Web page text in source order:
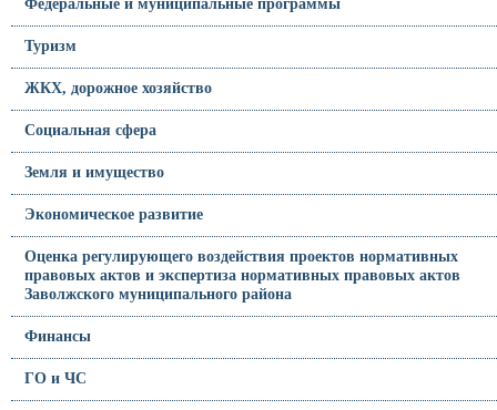
Федеральные и муниципальные программы
Туризм
ЖКХ, дорожное хозяйство
Социальная сфера
Земля и имущество
Экономическое развитие
Оценка регулирующего воздействия проектов нормативных
правовых актов и экспертиза нормативных правовых актов
Заволжского муниципального района
Финансы
ГО и ЧС